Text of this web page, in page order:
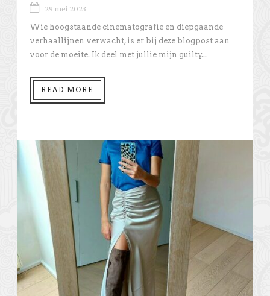
29 mei 2023
Wie hoogstaande cinematografie en diepgaande
verhaallijnen verwacht, is er bij deze blogpost aan
voor de moeite. Ik deel met jullie mijn guilty...
READ MORE